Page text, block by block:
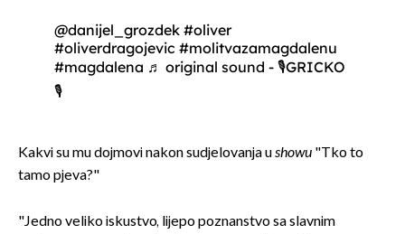
@danijel_grozdek #oliver
#oliverdragojevic #molitvazamagdalenu
#magdalena ♬ original sound - 🎙️GRICKO
🎙️
Kakvi su mu dojmovi nakon sudjelovanja ushowu "Tko to
tamo pjeva?"
"Jedno veliko iskustvo, lijepo poznanstvo sa slavnim